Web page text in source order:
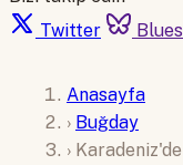
Twitter
Anasayfa
› Buğday
›